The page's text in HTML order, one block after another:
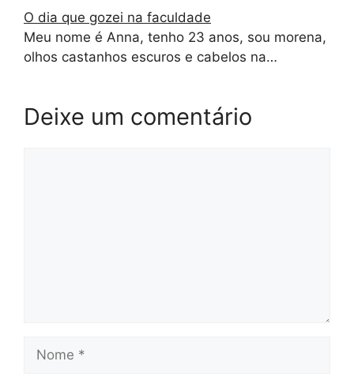
O dia que gozei na faculdade
Meu nome é Anna, tenho 23 anos, sou morena,
olhos castanhos escuros e cabelos na…
Deixe um comentário